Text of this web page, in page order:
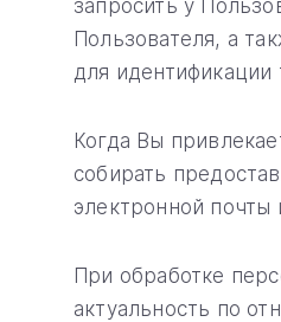
запросить у
Пользователя, а
для идентификации
Когда Вы
собирать
электронной
При обработке
актуальность по